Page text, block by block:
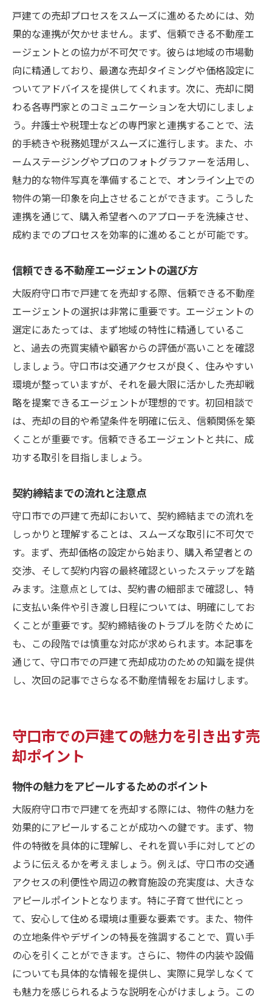
戸建ての売却プロセスをスムーズに進めるためには、効
果的な連携が欠かせません。まず、信頼できる不動産エ
ージェントとの協力が不可欠です。彼らは地域の市場動
向に精通しており、最適な売却タイミングや価格設定に
ついてアドバイスを提供してくれます。次に、売却に関
わる各専門家とのコミュニケーションを大切にしましょ
う。弁護士や税理士などの専門家と連携することで、法
的手続きや税務処理がスムーズに進行します。また、ホ
ームステージングやプロのフォトグラファーを活用し、
魅力的な物件写真を準備することで、オンライン上での
物件の第一印象を向上させることができます。こうした
連携を通じて、購入希望者へのアプローチを洗練させ、
成約までのプロセスを効率的に進めることが可能です。
信頼できる不動産エージェントの選び方
大阪府守口市で戸建てを売却する際、信頼できる不動産
エージェントの選択は非常に重要です。エージェントの
選定にあたっては、まず地域の特性に精通しているこ
と、過去の売買実績や顧客からの評価が高いことを確認
しましょう。守口市は交通アクセスが良く、住みやすい
環境が整っていますが、それを最大限に活かした売却戦
略を提案できるエージェントが理想的です。初回相談で
は、売却の目的や希望条件を明確に伝え、信頼関係を築
くことが重要です。信頼できるエージェントと共に、成
功する取引を目指しましょう。
契約締結までの流れと注意点
守口市での戸建て売却において、契約締結までの流れを
しっかりと理解することは、スムーズな取引に不可欠で
す。まず、売却価格の設定から始まり、購入希望者との
交渉、そして契約内容の最終確認といったステップを踏
みます。注意点としては、契約書の細部まで確認し、特
に支払い条件や引き渡し日程については、明確にしてお
くことが重要です。契約締結後のトラブルを防ぐために
も、この段階では慎重な対応が求められます。本記事を
通じて、守口市での戸建て売却成功のための知識を提供
し、次回の記事でさらなる不動産情報をお届けします。
守口市での戸建ての魅力を引き出す売
却ポイント
物件の魅力をアピールするためのポイント
大阪府守口市で戸建てを売却する際には、物件の魅力を
効果的にアピールすることが成功への鍵です。まず、物
件の特徴を具体的に理解し、それを買い手に対してどの
ように伝えるかを考えましょう。例えば、守口市の交通
アクセスの利便性や周辺の教育施設の充実度は、大きな
アピールポイントとなります。特に子育て世代にとっ
て、安心して住める環境は重要な要素です。また、物件
の立地条件やデザインの特長を強調することで、買い手
の心を引くことができます。さらに、物件の内装や設備
についても具体的な情報を提供し、実際に見学しなくて
も魅力を感じられるような説明を心がけましょう。この